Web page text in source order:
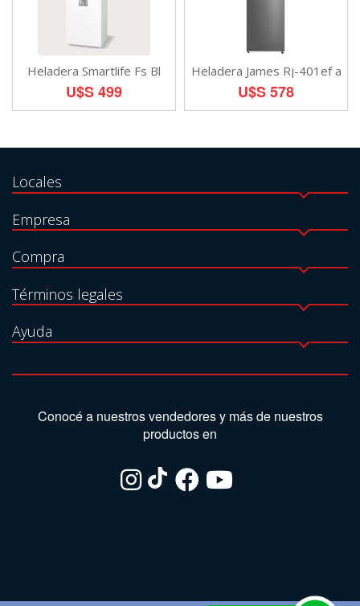
Heladera Smartlife Fs Bl
U$S 499
Heladera James Rj-401ef a
U$S 578
Locales
Empresa
Compra
Términos legales
Ayuda
Conocé a nuestros vendedores y más de nuestros
productos en